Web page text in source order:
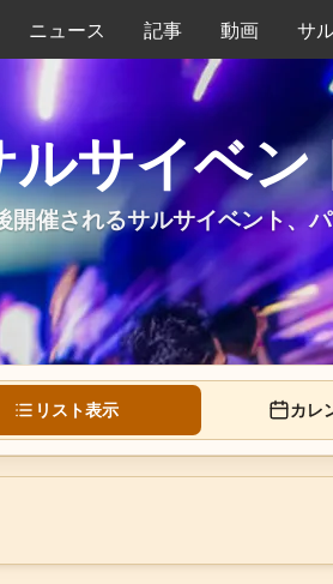
ニュース 記事 動画 サ
サイベン
催されるサルサイベント、
リスト表示 カレ